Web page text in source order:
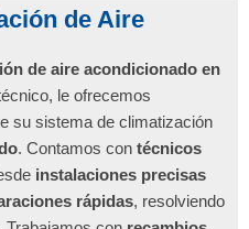
de Aire
de aire acondicionado en
le ofrecemos
su sistema de climatización
. Contamos con técnicos
instalaciones precisas
rápidas, resolviendo